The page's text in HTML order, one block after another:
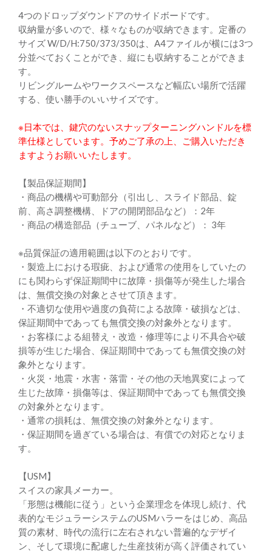
4つのドロップダウンドアのサイドボードです。
収納量が多いので、様々なものが収納できます。定番の
サイズ W/D/H:750/373/350は、A4ファイルが横には3つ
分並べておくことができ、縦にも収納することができま
す。
リビングルームやワークスペースなど幅広い場所で活躍
する、使い勝手のいいサイズです。
※日本では、鍵穴のないスナップターニングハンドルを標
準仕様としています。予めご了承の上、ご購入いただき
ますようお願いいたします。
【製品保証期間】
・商品の機構や可動部分（引出し、スライド部品、錠
前、高さ調整機構、ドアの開閉部品など）：2年
・商品の構造部品（チューブ、パネルなど）： 3年
※品質保証の適用範囲は以下のとおりです。
・製造上における瑕疵、および通常の使用をしていたの
にも関わらず保証期間中に故障・損傷等が発生した場合
は、無償交換の対象とさせて頂きます。
・不適切な使用や過度の負荷による故障・破損などは、
保証期間中であっても無償交換の対象外となります。
・お客様による組替え・改造・修理等により不具合や破
損等が生じた場合、保証期間中であっても無償交換の対
象外となります。
・火災・地震・水害・落雷・その他の天地異変によって
生じた故障・損傷等は、保証期間中であっても無償交換
の対象外となります。
・通常の損耗は、無償交換の対象外となります。
・保証期間を過ぎている場合は、有償での対応となりま
す。
【USM】
スイスの家具メーカー。
「形態は機能に従う」という企業理念を体現し続け、代
表的なモジュラーシステムのUSMハラーをはじめ、高品
質の素材、時代の流行に左右されない普遍的なデザイ
ン、そして環境に配慮した生産技術が高く評価されてい